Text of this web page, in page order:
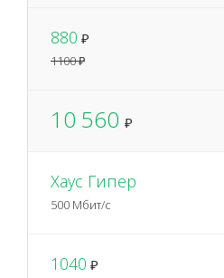
880 ₽
1100 ₽
10 560 ₽
Хаус Гипер
500 Мбит/с
1040 ₽